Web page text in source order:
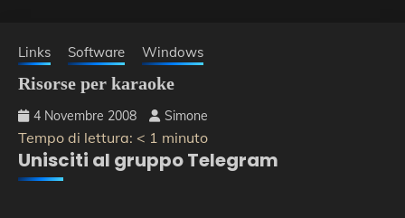
Links Software Windows
Risorse per karaoke
4 Novembre 2008 Simone
Tempo di lettura: < 1 minuto
Unisciti al gruppo Telegram